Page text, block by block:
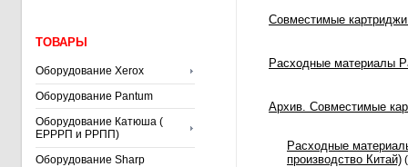
ТОВАРЫ
Оборудование Xerox
Оборудование Pantum
Оборудование Катюша (
ЕРРРП и РРПП)
Оборудование Sharp
Совместимые
Расходные материалы
Архив. Совместимые
Расходные
производство Китай)